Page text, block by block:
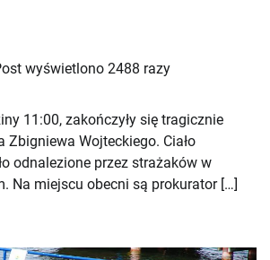
wyświetlono 2488 razy
11:00, zakończyły się tragicznie
Zbigniewa Wojteckiego. Ciało
odnalezione przez strażaków w
Na miejscu obecni są prokurator […]